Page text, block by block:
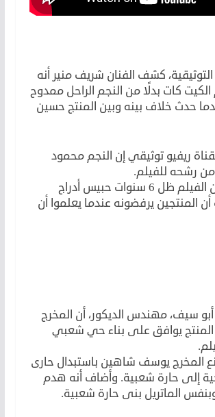
كشف الفنان شريف منير أنه
كات بدلًا من النجم الراحل ممدوح
حدث خلاف بينه وبين المنتج حسين
ريفيو توثيقي إن النجم محمود
من رشحه للفيلم.
وأضاف منير إن الفيلم ظل 6 سنوات حبيس أدراج
المنتجين يرفضونه عندما يعلموا أن
سيف، مهندس الديكور، أن المخرج
يوافق على بناء حي شعبي
المخرج يوسف شاهين باستبدال حارى
إلى حارة شعبية. وأضاف أنه هدم
الماتريل بنى حارة شعبية.